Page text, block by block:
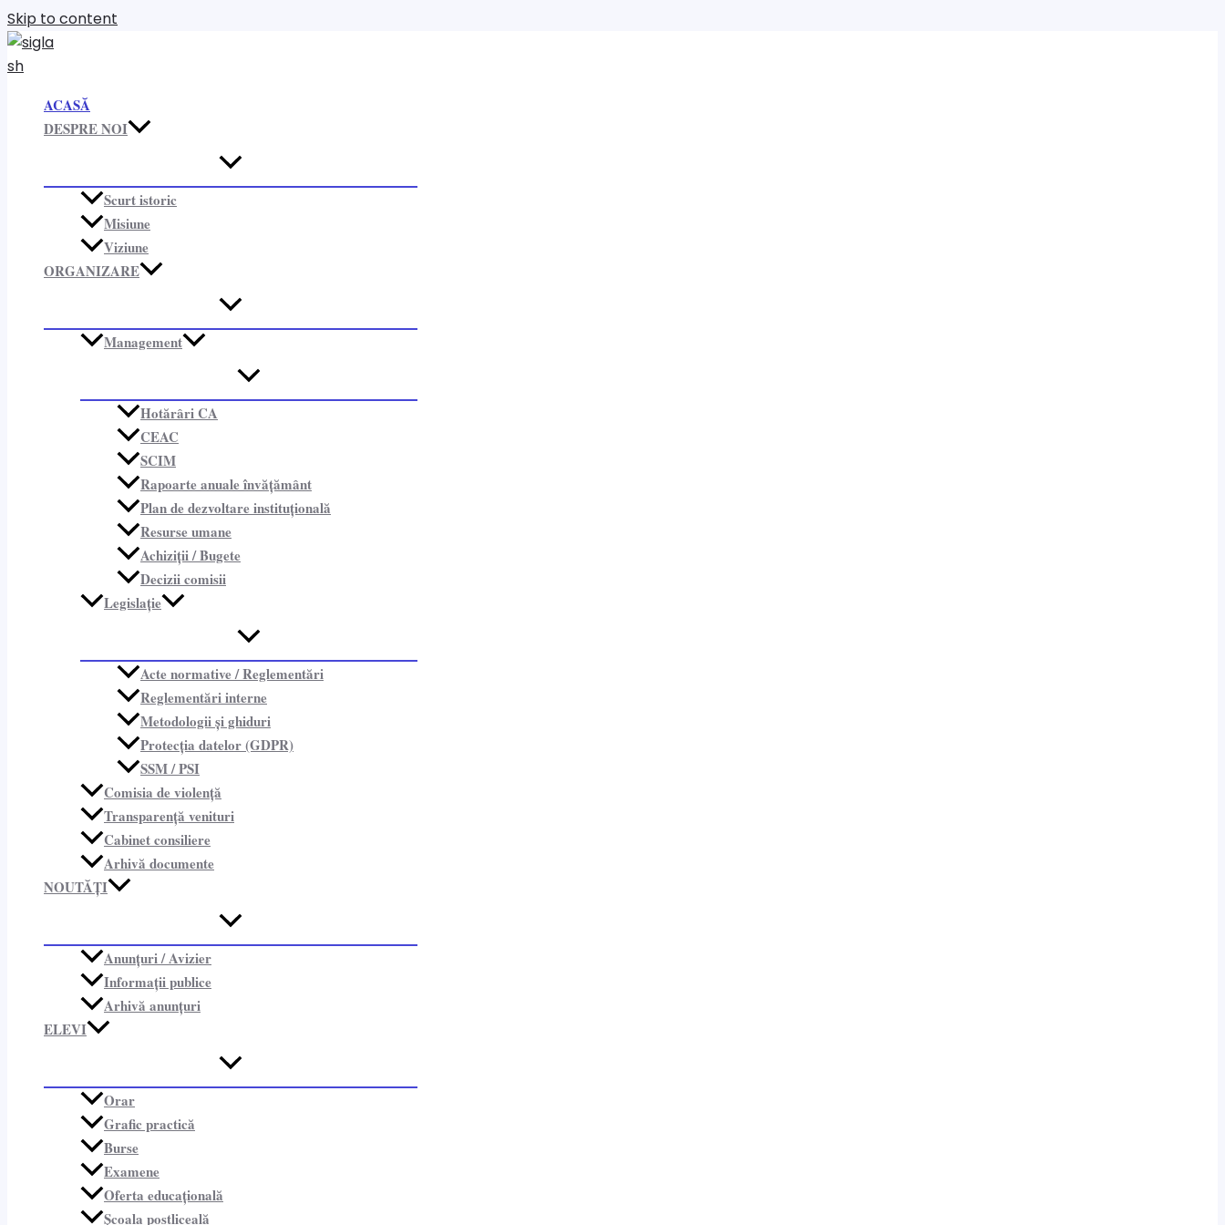
Skip to content
ACASĂ
DESPRE NOI
Scurt istoric
Misiune
Viziune
ORGANIZARE​
Management
Hotărâri CA
CEAC
SCIM
Rapoarte anuale învățământ
Plan de dezvoltare instituțională
Resurse umane
Achiziții / Bugete
Decizii comisii
Legislație
Acte normative / Reglementări
Reglementări interne
Metodologii și ghiduri
Protecția datelor (GDPR)
SSM / PSI
Comisia de violență
Transparență venituri
Cabinet consiliere​
Arhivă documente
NOUTĂȚI
Anunțuri / Avizier
Informații publice​
Arhivă anunțuri
ELEVI
Orar
Grafic practică
Burse
Examene
Oferta educațională
Școala postliceală